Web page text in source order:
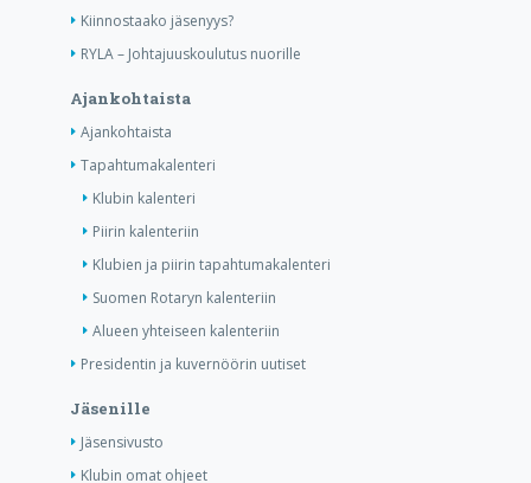
Kiinnostaako jäsenyys?
RYLA – Johtajuuskoulutus nuorille
Ajankohtaista
Ajankohtaista
Tapahtumakalenteri
Klubin kalenteri
Piirin kalenteriin
Klubien ja piirin tapahtumakalenteri
Suomen Rotaryn kalenteriin
Alueen yhteiseen kalenteriin
Presidentin ja kuvernöörin uutiset
Jäsenille
Jäsensivusto
Klubin omat ohjeet